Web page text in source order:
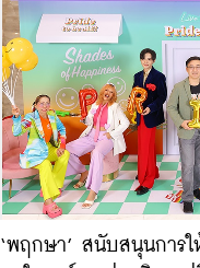
‘พฤกษา’ สนับสนุนการ